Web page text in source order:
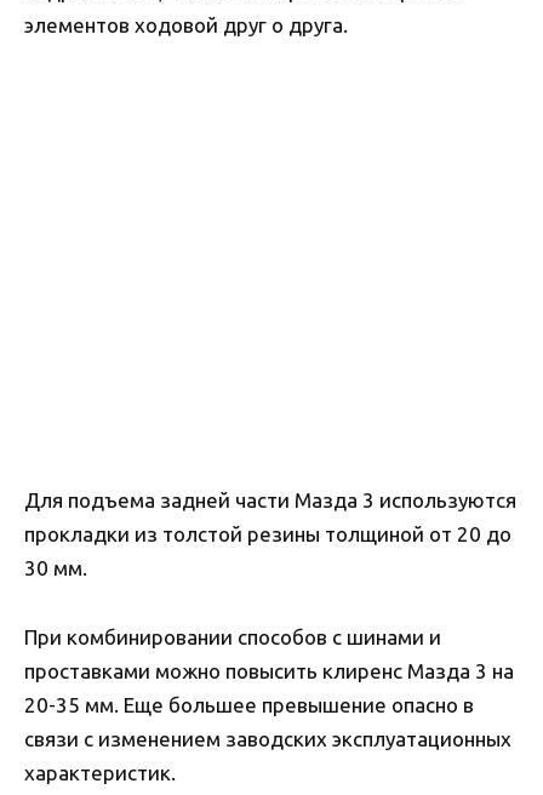
элементов ходовой друг о друга.
Для подъема задней части Мазда 3 используются
прокладки из толстой резины толщиной от 20 до
30 мм.
При комбинировании способов с шинами и
проставками можно повысить клиренс Мазда 3 на
20-35 мм. Еще большее превышение опасно в
связи с изменением заводских эксплуатационных
характеристик.